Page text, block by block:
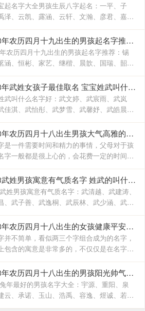
起名字大全男孩生辰八字起名：一平、子
泽、云凯、露涵、云轩、文瀚、彦君、嘉
云、子栋、亦心、梓玉、洛伊、宸溪、浩
一、浚泽、智豪、鑫磊
2023年农历四月十九出生的男孩起名字推荐 兔年男孩名字2023年名字大全
农历四月十九出生的男孩起名字推荐：锡
涵、恒彬、家艺、继楷、晨歆、国瑞、韶
淳、道明、一惟、智铭、佳洛、奕谨、君
杨、冠泽、晓锋、
2023年武姓女孩子最佳取名 宝宝姓武叫什么名字好
武叫什么名字好：武文婷、武宸雨、武岚
佳淇、武怡彤、武梦雪、武馨妤、武皓晨、
、武子懿、武宸羽、武思敏、武梓榆、武思
奕君、武涵雨、武
2023年农历四月十八出生男孩大气高雅的名字 2023年男孩姓名大全
是一件需要时间和精力的事情，父母对于孩
字一般都是很上心的，会花费一定的时间和
取，毕竟不出意外的话，一个名字会伴随孩
生到结束，贯穿孩子的一生
2023武姓男孩寓意有气质名字 姓武的叫什么名字
姓男孩寓意有气质名字：武清越、武建涛、
、武子善、武逸桐、武辰林、武少涵、武月
梓橙、武进平、武云志、武红伟、武梓栎、
、武润洁、
2023年农历四月十八出生的女孩健康平安的名字 兔年出生适合女孩子的名字
并不简单，看似两三个字组合成为的名字，
包含的寓意是非常多的，不仅仅是在名字的
合搭配方面，对于名字的内在含义方面也有
样的寓意，一个名字究竟取的好不好
2023年农历四月十八出生的男孩阳光帅气的名字 2023兔年最好的男孩名字大全
年最好的男孩名字大全：宇源、重阳、泉
云、承诺、玉山、浩禹、容逸、煜诚、若
凯、溢涵、德权、书远、沐霜、登峰、洪